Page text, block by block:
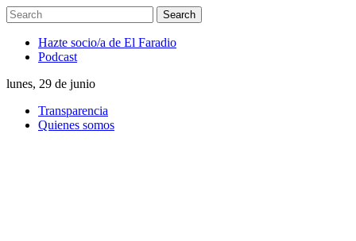
Hazte socio/a de El Faradio
Podcast
lunes, 29 de junio
Transparencia
Quienes somos